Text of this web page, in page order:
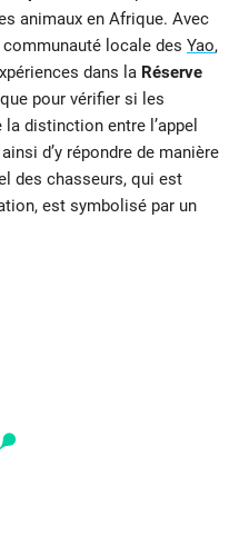
animaux en Afrique. Avec
communauté locale des Yao,
dans la Réserve
pour vérifier si les
distinction entre l’appel
d’y répondre de manière
des chasseurs, qui est
est symbolisé par un